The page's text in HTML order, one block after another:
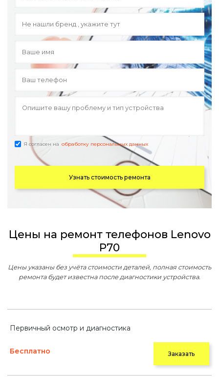
Я согласен на обработку персональных данных
Узнать стоимость ремонта
Цены на ремонт телефонов Lenovo
P70
Цены указаны без учёта стоимости деталей, полная стоимость
ремонта будет известна после диагностики устройства.
Первичный осмотр и диагностика
Бесплатно Заказать